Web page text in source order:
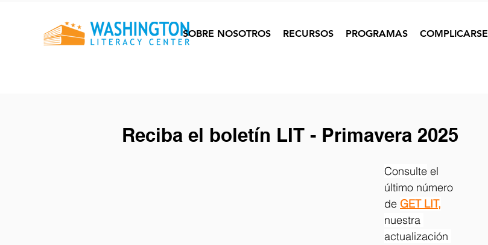
SOBRE NOSOTROS RECURSOS PROGRAMAS COMPLICARSE
Reciba el boletín LIT - Primavera 2025
Consulte el
último número
de GET LIT,
nuestra
actualización